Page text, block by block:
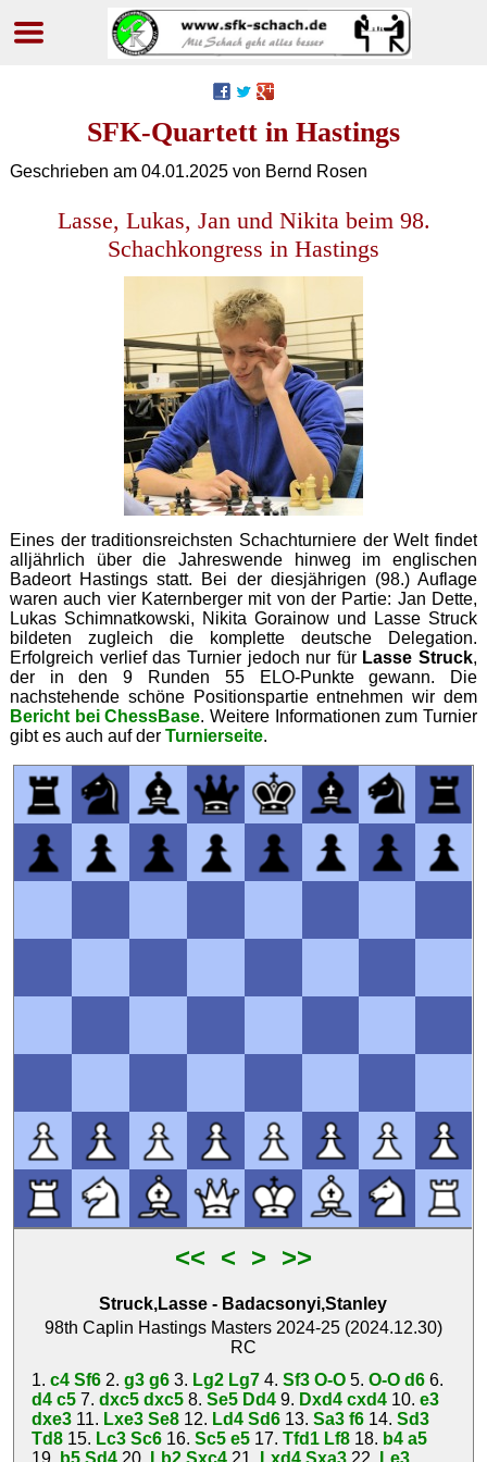
SFK-Quartett in Hastings
Geschrieben am 04.01.2025von Bernd Rosen
Lasse, Lukas, Jan und Nikita beim 98.
Schachkongress in Hastings
Eines der traditionsreichsten Schachturniere der Welt findet
alljährlich über die Jahreswende hinweg im englischen
Badeort Hastings statt. Bei der diesjährigen (98.) Auflage
waren auch vier Katernberger mit von der Partie: Jan Dette,
Lukas Schimnatkowski, Nikita Gorainow und Lasse Struck
bildeten zugleich die komplette deutsche Delegation.
Erfolgreich verlief das Turnier jedoch nur für Lasse Struck,
der in den 9 Runden 55 ELO-Punkte gewann. Die
nachstehende schöne Positionspartie entnehmen wir dem
Bericht bei ChessBase. Weitere Informationen zum Turnier
gibt es auch auf der Turnierseite.
<< < > >>
Struck,Lasse - Badacsonyi,Stanley
98th Caplin Hastings Masters 2024-25 (2024.12.30)
RC
1.c4 Sf6 2.g3 g6 3. Lg2 Lg7 4.Sf3 O-O 5.O-O d6 6.
d4 c5 7.dxc5 dxc5 8.Se5 Dd4 9. Dxd4 cxd4 10.e3
dxe3 11. Lxe3 Se8 12. Ld4 Sd6 13.Sa3 f6 14.Sd3
Td8 15. Lc3 Sc6 16.Sc5 e5 17.Tfd1 Lf8 18. b4 a5
19.
b5 Sd4 20. Lb2 Sxc4 21. Lxd4 Sxa3 22. Le3